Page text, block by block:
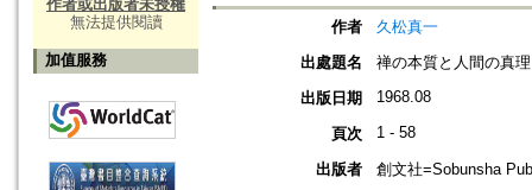
作者或出版者未授權
無法提供閱讀
加值服務
作者
久松真一
出處題名
禅の本質と人間の真理
出版日期
1968.08
頁次 1 - 58
出版者
創文社=Sobunsha